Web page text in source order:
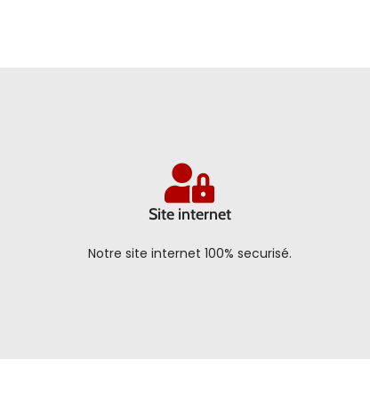
Site internet
Notre site internet 100% securisé.